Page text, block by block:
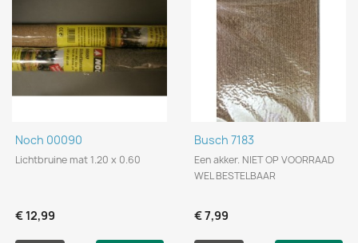
Noch 00090
Lichtbruine mat 1.20 x 0.60
€ 12,99
Busch 7183
Een akker. NIET OP VOORRAAD
WEL BESTELBAAR
€ 7,99